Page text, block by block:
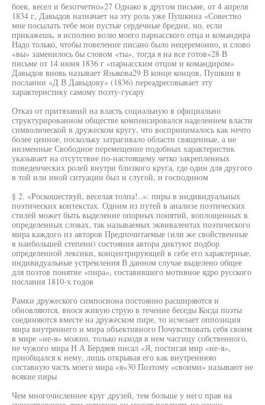
боев, весел и безотчетно»27 Однако в другом письме, от 4 апреля
1834 г, Давыдов назначает на эту роль уже Пушкина «Совестно
мне посылать тебе мои пустые сердечные бредни, но, если
прикажешь, я исполню волю моего парнасского отца и командира
Надо только, чтобы повеление писано было нецеремонно, и слово
«вы» заменилось бы словом «ты», тогда я на все готов»28 В
письме от 14 июня 1836 г «парнасским отцом и командиром»
Давыдов вновь называет Языкова29 В конце концов, Пушкин в
послании «Д В Давыдову» (1836) переадресовывает эту
характеристику самому поэту-гусару
Отказ от притязаний на власть социальную в официально
структурированном обществе компенсировался наделением власти
символической в дружеском кругу, что воспринималось как нечто
более ценное, поскольку затрагивало области священные, а не
низменные Свободное перемещение подобных характеристик
указывает на отсутствие по-настоящему четко закрепленных
поведенческих ролей внутри близкого круга, где один для другого
в той или иной ситуации был и слугой, и господином
§ 2. «Роскошествуй, веселая толпа!..»: пиры в индивидуальных
поэтических контекстах. Одним из путей в анализе поэтических
стилей может быть выделение опорных понятий, воплощенных в
определенных словах, так называемых эквивалентах поэтического
мира каждого из авторов Предпочитаемые (или же свойственные
в наибольшей степени) состояния автора диктуют подбор
определенной лексики, концентрирующей в себе его характерные,
индивидуальные устремления В данном случае выделено общее
для поэтов понятие «пира», составившего мотивное ядро русского
послания 1810-х годов
Рамки дружеского симпосиона постоянно расширяются и
обновляются, внося живую струю в течение беседы Когда поэты
соединяются вместе на дружеском пире, то исчезает оппозиция
мира внутреннего и мира объективного Почувствовать себя своим
в мире «не-я» можно, только находя в нем часгицу собственного,
не чужого мира Н А Бердяев писал «Я, постигая мир «не-я»,
приобщался к нему, лишь открывая его как внутреннюю
составную часть моего мира «я»30 Поэтому «своими» называют не
всякие пиры
Чем многочисленнее круг друзей, тем больше у него прав на